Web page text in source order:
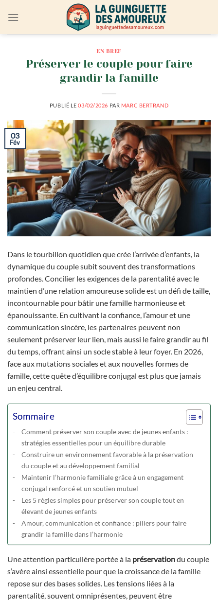
EN BREF
Préserver le couple pour faire
grandir la famille
PUBLIÉ LE03/02/2026 PAR MARC BERTRAND
03
Fév
Dans le tourbillon quotidien que crée l’arrivée d’enfants, la
dynamique du couple subit souvent des transformations
profondes. Concilier les exigences de la parentalité avec le
maintien d’une relation amoureuse solide est un défi de taille,
incontournable pour bâtir une famille harmonieuse et
épanouissante. En cultivant la confiance, l’amour et une
communication sincère, les partenaires peuvent non
seulement préserver leur lien, mais aussi le faire grandir au fil
du temps, offrant ainsi un socle stable à leur foyer. En 2026,
face aux mutations sociales et aux nouvelles formes de
famille, cette quête d’équilibre conjugal est plus que jamais
un enjeu central.
Sommaire
Comment préserver son couple avec de jeunes enfants :
stratégies essentielles pour un équilibre durable
Construire un environnement favorable à la préservation
du couple et au développement familial
Maintenir l’harmonie familiale grâce à un engagement
conjugal renforcé et un soutien mutuel
Les 5 règles simples pour préserver son couple tout en
élevant de jeunes enfants
Amour, communication et confiance : piliers pour faire
grandir la famille dans l’harmonie
Une attention particulière portée à la préservationdu couple
s’avère ainsi essentielle pour que la croissance de la famille
repose sur des bases solides. Les tensions liées à la
parentalité, souvent omniprésentes, peuvent être